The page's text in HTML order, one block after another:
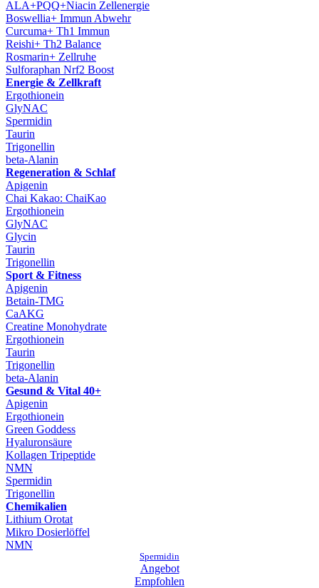
ALA+PQQ+Niacin Zellenergie
Boswellia+ Immun Abwehr
Curcuma+ Th1 Immun
Reishi+ Th2 Balance
Rosmarin+ Zellruhe
Sulforaphan Nrf2 Boost
Energie & Zellkraft
Ergothionein
GlyNAC
Spermidin
Taurin
Trigonellin
beta-Alanin
Regeneration & Schlaf
Apigenin
Chai Kakao: ChaiKao
Ergothionein
GlyNAC
Glycin
Taurin
Trigonellin
Sport & Fitness
Apigenin
Betain-TMG
CaAKG
Creatine Monohydrate
Ergothionein
Taurin
Trigonellin
beta-Alanin
Gesund & Vital 40+
Apigenin
Ergothionein
Green Goddess
Hyaluronsäure
Kollagen Tripeptide
NMN
Spermidin
Trigonellin
Chemikalien
Lithium Orotat
Mikro Dosierlöffel
NMN
Spermidin
Angebot
Empfohlen